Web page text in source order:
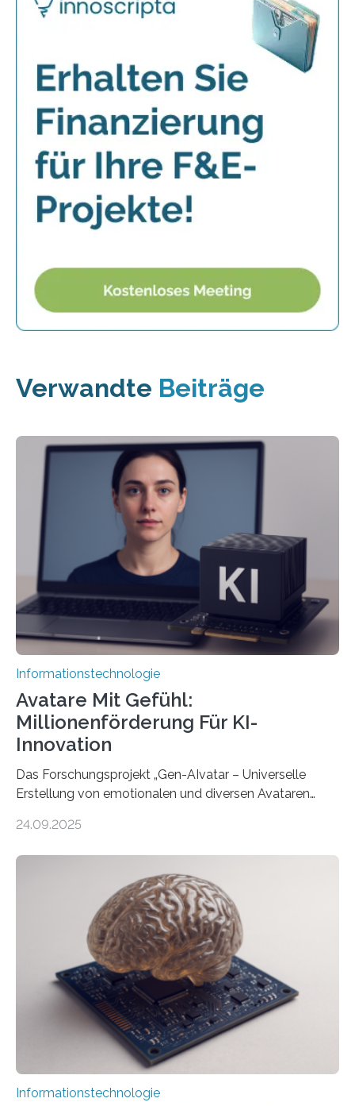
Verwandte Beiträge
Informationstechnologie
Avatare Mit Gefühl:
Millionenförderung Für KI-
Innovation
Das Forschungsprojekt „Gen-AIvatar – Universelle
Erstellung von emotionalen und diversen Avataren
Förderung in Höhe von rund 2 Millionen Euro. Dabei
der MindPort GmbH eine neuartige, KI-gestützte
Lösung zur Erzeugung von Emotionen für realistische
Avatare. Gen-AIvatar entwickelt innovative und
kosteneffiziente Methoden, um lebensechte Avatare zu
erstellen. „Besonders wichtig ist uns eine ganzheitliche
Animation, bei der Stimme, Körperbewegung, Gestik
und Mimik im Einklang sind…
24.09.2025
Informationstechnologie